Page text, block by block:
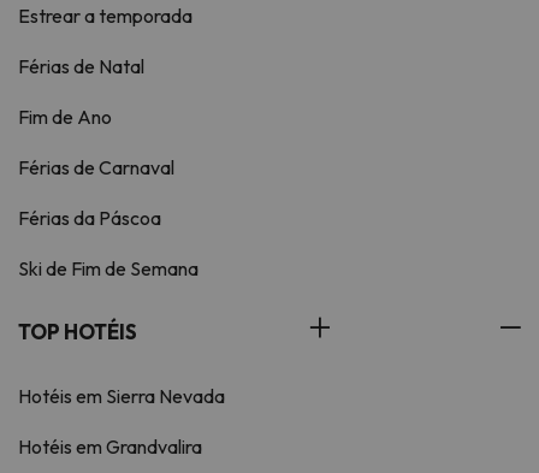
Estrear a temporada
Férias de Natal
Fim de Ano
Férias de Carnaval
Férias da Páscoa
Ski de Fim de Semana
TOP HOTÉIS
Hotéis em Sierra Nevada
Hotéis em Grandvalira